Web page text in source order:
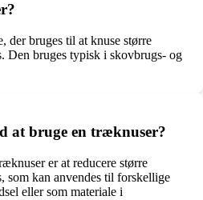
der bruges til at knuse større
bruges typisk i skovbrugs- og
at bruge en træknuser?
er at reducere større
kan anvendes til forskellige
eller som materiale i